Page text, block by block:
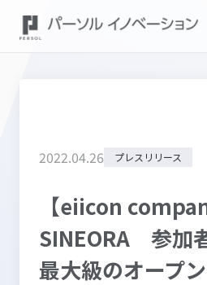
2022.04.26 プレスリリース
【eiicon
SINEORA 参加
最大級のオープ